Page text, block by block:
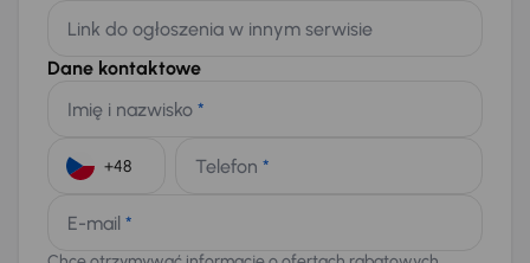
Link do ogłoszenia w innym serwisie
Dane kontaktowe
Imię i nazwisko *
Telefon *
E-mail *